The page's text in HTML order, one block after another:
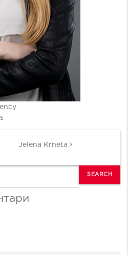
Jelena Krneta